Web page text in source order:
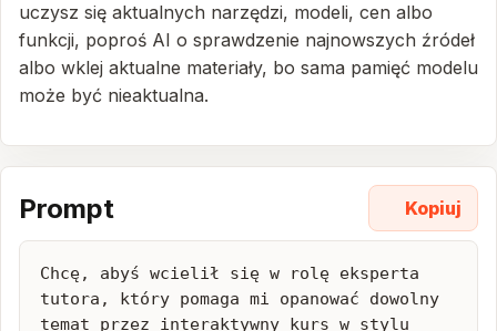
uczysz się aktualnych narzędzi, modeli, cen albo
funkcji, poproś AI o sprawdzenie najnowszych źródeł
albo wklej aktualne materiały, bo sama pamięć modelu
może być nieaktualna.
Prompt Kopiuj
Chcę, abyś wcielił się w rolę eksperta
tutora, który pomaga mi opanować dowolny
temat przez interaktywny kurs w stylu